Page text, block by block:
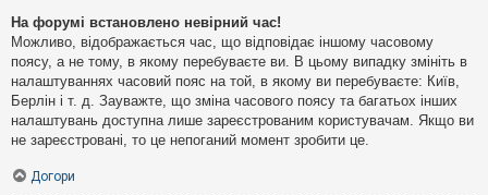
На форумі встановлено невірний час!
Можливо, відображається час, що відповідає іншому часовому
поясу, а не тому, в якому перебуваєте ви. В цьому випадку змініть в
налаштуваннях часовий пояс на той, в якому ви перебуваєте: Київ,
Берлін і т. д. Зауважте, що зміна часового поясу та багатьох інших
налаштувань доступна лише зареєстрованим користувачам. Якщо ви
не зареєстровані, то це непоганий момент зробити це.
Догори